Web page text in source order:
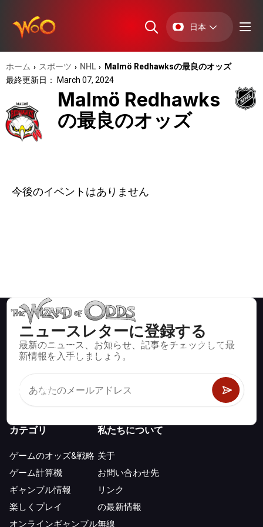
日本
ホーム › スポーツ › NHL › Malmö Redhawksの最良のオッズ
最終更新日： March 07, 2024
Malmö Redhawks
の最良のオッズ
今後のイベントはありません
ニュースレターに登録する
最新のニュース、お知らせ、記事をチェックして最
新情報を入手しましょう。
ブラックジャック、クラップス、ルーレットなど、数百種類の
カジノゲームで数学的に正しい戦略と情報。
カテゴリ
ゲームのオッズ&戦略
ゲーム計算機
ギャンブル情報
楽しくプレイ
オンラインギャンブル
私たちについて
关于
お問い合わせ先
リンク
の最新情報
無線